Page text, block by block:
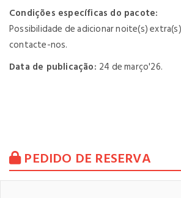
Condições específicas do pacote:
Possibilidade de adicionar noite(s)
contacte-nos.
Data de publicação: 24 de março'26.
PEDIDO DE RESERVA